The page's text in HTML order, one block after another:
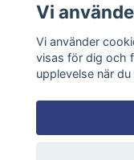
Sociala medier
©
Vi
Vi använder
visas för dig och
upplevelse när